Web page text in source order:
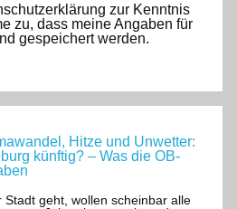
zur Kenntnis
zu, dass meine Angaben für
gespeichert werden.
Hitze und Unwetter:
künftig? – Was die OB-
geht, wollen scheinbar alle